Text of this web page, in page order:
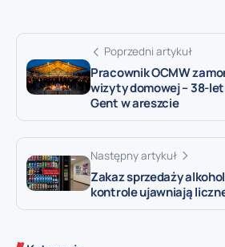
Poprzedni artykuł
Pracownik OCMW
wizyty domowej – 38-
Gent w areszcie
Następny artykuł
Zakaz sprzedaży
kontrole ujawniają